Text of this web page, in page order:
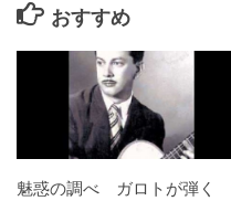
おすすめ
魅惑の調べ ガロトが弾く